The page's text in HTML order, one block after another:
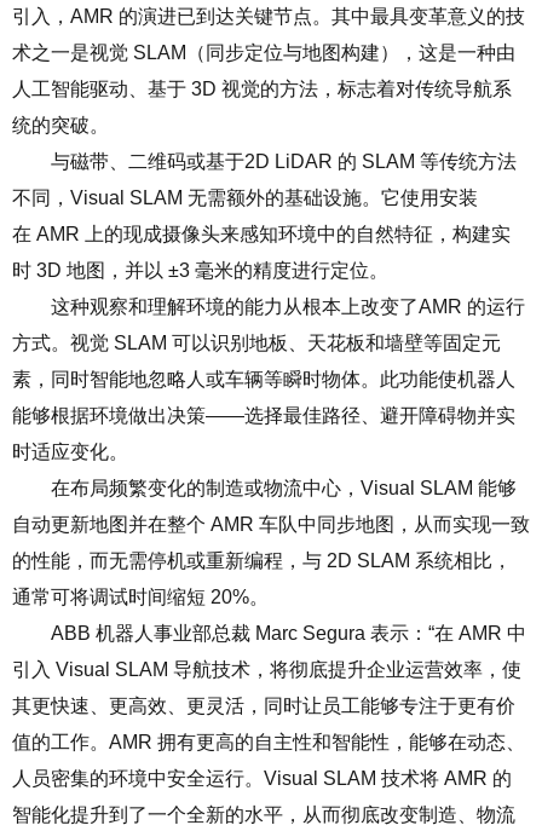
引入， AMR 的演进已到达关键节点。其中最具变革意义的技
术之一是视觉 SLAM
（同步定位与地图构建），这是一种由
人工智能驱动、基于 3D 视觉的方法，标志着对传统导航系
统的突破。
与磁带、二维码或基于2D LiDAR 的 SLAM 等传统方法
不同， Visual SLAM 无需额外的基础设施。它使用安装
在 AMR
上的现成摄像头来感知环境中的自然特征，构建实
时 3D 地图，并以 ±3 毫米的精度进行定位。
这种观察和理解环境的能力从根本上改变了AMR 的运行
方式。视觉 SLAM 可以识别地板、天花板和墙壁等固定元
素，同时智能地忽略人或车辆等瞬时物体。此功能使机器人
能够根据环境做出决策——选择最佳路径、避开障碍物并实
时适应变化。
在布局频繁变化的制造或物流中心， Visual SLAM 能够
自动更新地图并在整个 AMR 车队中同步地图，从而实现一致
的性能，而无需停机或重新编程，与 2D SLAM 系统相比，
通常可将调试时间缩短 20%。
ABB 机器人事业部总裁 Marc Segura 表示： “在 AMR 中
引入 Visual SLAM 导航技术，将彻底提升企业运营效率，使
其更快速、更高效、更灵活，同时让员工能够专注于更有价
值的工作。 AMR 拥有更高的自主性和智能性，能够在动态、
人员密集的环境中安全运行。 Visual SLAM 技术将 AMR 的
智能化提升到了一个全新的水平，从而彻底改变制造、物流